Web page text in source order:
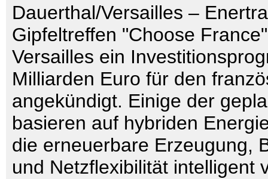
Dauerthal/Versailles –
Gipfeltreffen "Choose
Versailles ein
Milliarden Euro für den
angekündigt. Einige der
basieren auf hybriden
die erneuerbare Erzeugung,
und Netzflexibilität intelligent